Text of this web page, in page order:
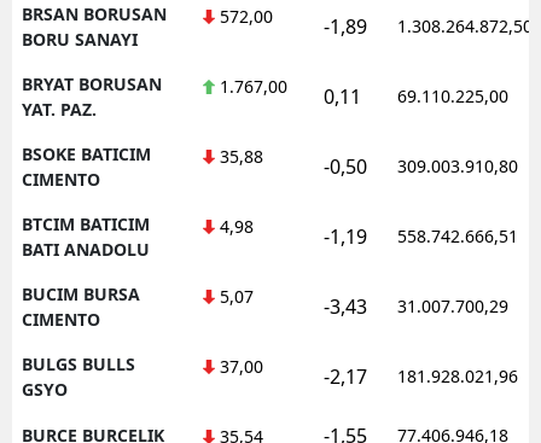
BRSAN BORUSAN
BORU SANAYI
572,00 -1,89 1.308.264.872,50
BRYAT BORUSAN
YAT. PAZ.
1.767,00 0,11 69.110.225,00
BSOKE BATICIM
CIMENTO
35,88 -0,50 309.003.910,80
BTCIM BATICIM
BATI ANADOLU
4,98 -1,19 558.742.666,51
BUCIM BURSA
CIMENTO
5,07 -3,43 31.007.700,29
BULGS BULLS
GSYO
37,00 -2,17 181.928.021,96
BURCE BURCELIK 35,54 -1,55 77.406.946,18